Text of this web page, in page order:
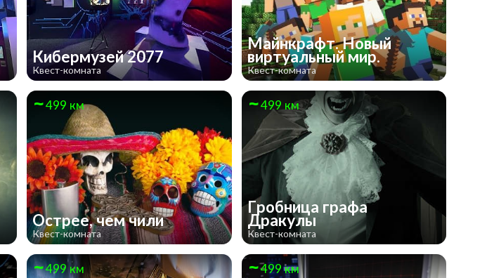
Кибермузей 2077
Квест-комната
Майнкрафт. Новый
виртуальный мир.
Квест-комната
499 км
Острее, чем чили
Квест-комната
499 км
Гробница графа
Дракулы
Квест-комната
499 км 499 км